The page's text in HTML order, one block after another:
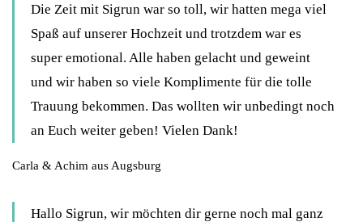
Die Zeit mit Sigrun war so toll, wir hatten mega viel
Spaß auf unserer Hochzeit und trotzdem war es
super emotional. Alle haben gelacht und geweint
und wir haben so viele Komplimente für die tolle
Trauung bekommen. Das wollten wir unbedingt noch
an Euch weiter geben! Vielen Dank!
Carla & Achim aus Augsburg
Hallo Sigrun, wir möchten dir gerne noch mal ganz